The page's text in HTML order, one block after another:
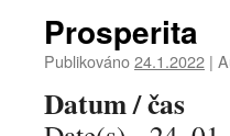
Prosperita
Publikováno24.1.2022 |
Datum / čas